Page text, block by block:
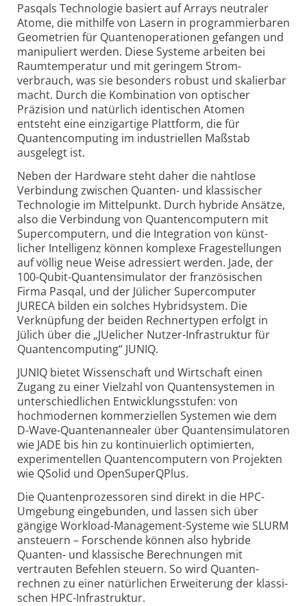
Pasqals Technologie basiert auf Arrays neutraler
Atome, die mit­hilfe von Lasern in program­mierbaren
Geome­trien für Quanten­operationen gefangen und
manipu­liert werden. Diese Systeme arbeiten bei
Raum­temperatur und mit geringem Strom­
verbrauch, was sie besonders robust und skalierbar
macht. Durch die Kombination von optischer
Präzision und natürlich identi­schen Atomen
entsteht eine einzig­artige Plattform, die für
Quanten­computing im industri­ellen Maßstab
ausgelegt ist.
Neben der Hardware steht daher die nahtlose
Verbindung zwischen Quanten- und klassischer
Techno­logie im Mittelpunkt. Durch hybride Ansätze,
also die Verbindung von Quanten­computern mit
Super­computern, und die Integration von künst­
licher Intelli­genz können komplexe Frage­stellungen
auf völlig neue Weise adressiert werden. Jade, der
100-Qubit-Quanten­simulator der französischen
Firma Pasqal, und der Jülicher Super­computer
JURECA bilden ein solches Hybrid­system. Die
Verknüpfung der beiden Rechnertypen erfolgt in
Jülich über die „JUelicher Nutzer-Infra­struktur für
Quanten­computing“ JUNIQ.
JUNIQ bietet Wissenschaft und Wirtschaft einen
Zugang zu einer Vielzahl von Quanten­systemen in
unter­schied­lichen Entwicklungs­stufen: von
hochmodernen kommer­ziellen Systemen wie dem
D-Wave-Quanten­annealer über Quanten­simulatoren
wie JADE bis hin zu kontinu­ierlich optimierten,
experimen­tellen Quanten­computern von Projekten
wie QSolid und OpenSuperQPlus.
Die Quantenprozessoren sind direkt in die HPC-
Umgebung eingebunden, und lassen sich über
gängige Workload-Management-Systeme wie SLURM
ansteuern – Forschende können also hybride
Quanten- und klassische Berechnungen mit
vertrauten Befehlen steuern. So wird Quanten­
rechnen zu einer natürlichen Erweiterung der klassi­
schen HPC-Infra­struktur.